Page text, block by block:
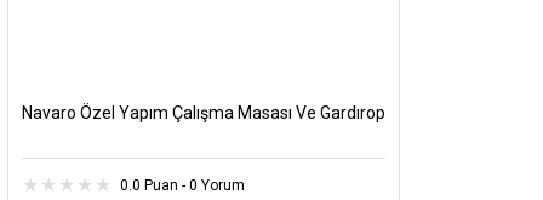
Navaro Özel Yapım Çalışma Masası Ve Gardırop
0.0 Puan - 0 Yorum